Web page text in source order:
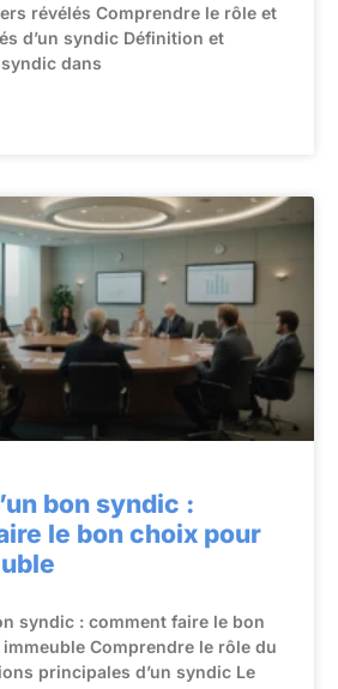
révélés Comprendre le rôle et
d’un syndic Définition et
dans
bon syndic :
le bon choix pour
syndic : comment faire le bon
Comprendre le rôle du
principales d’un syndic Le